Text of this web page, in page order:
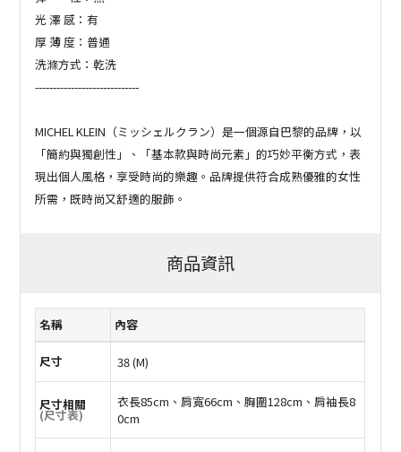
光 澤 感：有
厚 薄 度：普通
洗滌方式：乾洗
-----------------------------
MICHEL KLEIN（ミッシェルクラン）是一個源自巴黎的品牌，以
「簡約與獨創性」、「基本款與時尚元素」的巧妙平衡方式，表
現出個人風格，享受時尚的樂趣。品牌提供符合成熟優雅的女性
所需，既時尚又舒適的服飾。
商品資訊
名稱 內容
尺寸 38 (M)
尺寸相關
(尺寸表)
衣長85cm、肩寬66cm、胸圍128cm、肩袖長8
0cm